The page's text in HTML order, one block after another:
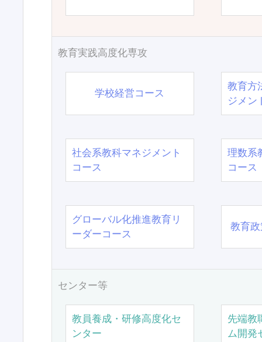
教育実践高度化専攻
学校経営コース
教育方
ジメン
社会系教科マネジメント
コース
理数系
コース
グローバル化推進教育リ
ーダーコース
教育
センター等
教員養成・研修高度化セ
ンター
先端教
ム開発